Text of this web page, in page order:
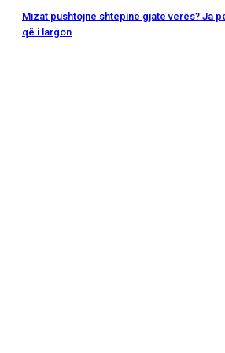
Mizat pushtojnë shtëpinë gjatë verës? Ja
që i largon